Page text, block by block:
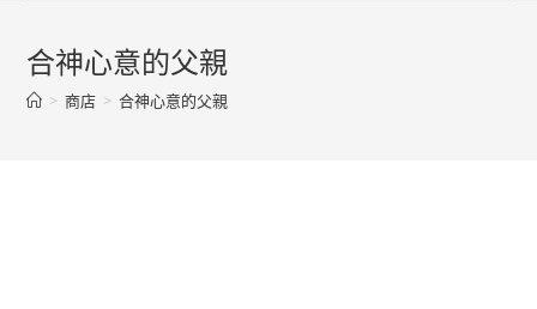
合神心意的父親
> 商店 > 合神心意的父親